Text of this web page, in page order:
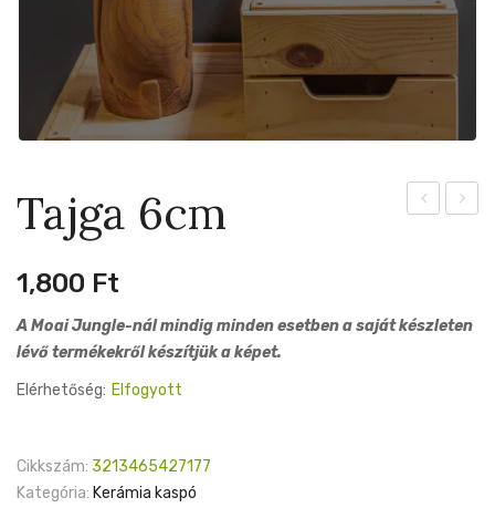
Tajga 6cm
1,800 Ft
A Moai Jungle-nál mindig minden esetben a saját készleten
lévő termékekről készítjük a képet.
Elérhetőség: Elfogyott
Cikkszám: 3213465427177
Kategória: Kerámia kaspó